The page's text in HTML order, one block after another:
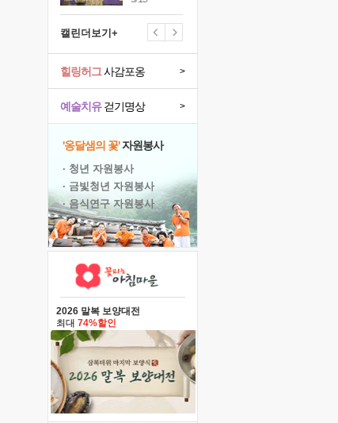
캘린더보기+
예술치유걷기명상 >
힐링허그사감포옹 >
'옹달샘의 꽃'자원봉사
· 청년 자원봉사
· 금빛청년 자원봉사
· 음식연구 자원봉사
2026 말복 보양대전
최대 74%할인